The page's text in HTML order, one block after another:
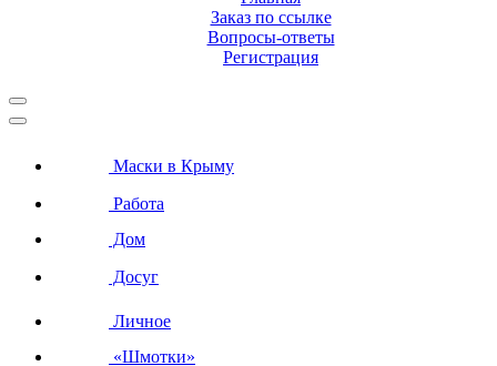
Заказ по ссылке
Вопросы-ответы
Регистрация
Маски в Крыму
Работа
Дом
Досуг
Личное
«Шмотки»